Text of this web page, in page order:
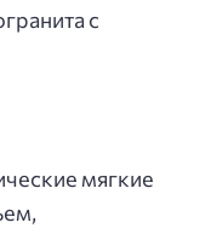
с
мягкие